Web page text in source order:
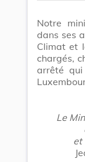
Notre
dans ses
Climat et
chargés,
arrêté
Le
et